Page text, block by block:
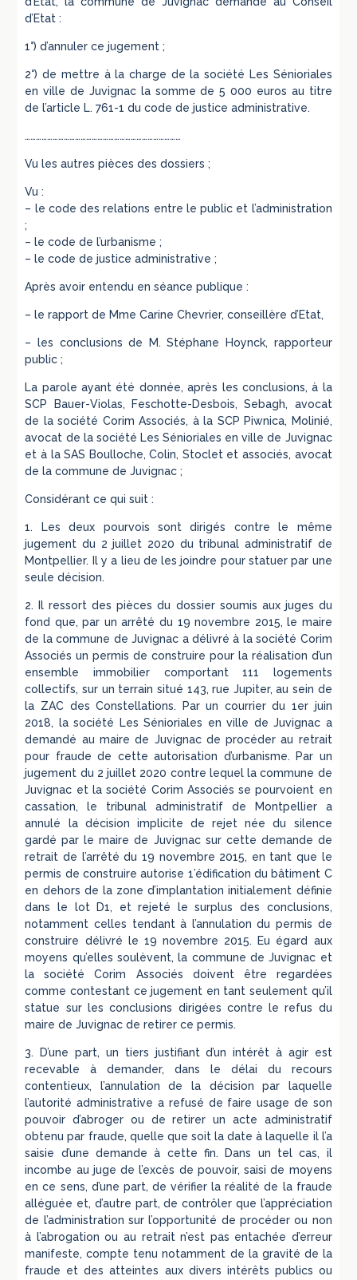
d’Etat :
1°) d’annuler ce jugement ;
2°) de mettre à la charge de la société Les Sénioriales
en ville de Juvignac la somme de 5 000 euros au titre
de l’article L. 761-1 du code de justice administrative.
…………………………………………………………………………
Vu les autres pièces des dossiers ;
Vu :
– le code des relations entre le public et l’administration
;
– le code de l’urbanisme ;
– le code de justice administrative ;
Après avoir entendu en séance publique :
– le rapport de Mme Carine Chevrier, conseillère d’Etat,
– les conclusions de M. Stéphane Hoynck, rapporteur
public ;
La parole ayant été donnée, après les conclusions, à la
SCP Bauer-Violas, Feschotte-Desbois, Sebagh, avocat
de la société Corim Associés, à la SCP Piwnica, Molinié,
avocat de la société Les Sénioriales en ville de Juvignac
et à la SAS Boulloche, Colin, Stoclet et associés, avocat
de la commune de Juvignac ;
Considérant ce qui suit :
1. Les deux pourvois sont dirigés contre le même
jugement du 2 juillet 2020 du tribunal administratif de
Montpellier. Il y a lieu de les joindre pour statuer par une
seule décision.
2. Il ressort des pièces du dossier soumis aux juges du
fond que, par un arrêté du 19 novembre 2015, le maire
de la commune de Juvignac a délivré à la société Corim
Associés un permis de construire pour la réalisation d’un
ensemble immobilier comportant 111 logements
collectifs, sur un terrain situé 143, rue Jupiter, au sein de
la ZAC des Constellations. Par un courrier du 1er juin
2018, la société Les Sénioriales en ville de Juvignac a
demandé au maire de Juvignac de procéder au retrait
pour fraude de cette autorisation d’urbanisme. Par un
jugement du 2 juillet 2020 contre lequel la commune de
Juvignac et la société Corim Associés se pourvoient en
cassation, le tribunal administratif de Montpellier a
annulé la décision implicite de rejet née du silence
gardé par le maire de Juvignac sur cette demande de
retrait de l’arrêté du 19 novembre 2015, en tant que le
permis de construire autorise 1’édification du bâtiment C
en dehors de la zone d’implantation initialement définie
dans le lot D1, et rejeté le surplus des conclusions,
notamment celles tendant à l’annulation du permis de
construire délivré le 19 novembre 2015. Eu égard aux
moyens qu’elles soulèvent, la commune de Juvignac et
la société Corim Associés doivent être regardées
comme contestant ce jugement en tant seulement qu’il
statue sur les conclusions dirigées contre le refus du
maire de Juvignac de retirer ce permis.
3. D’une part, un tiers justifiant d’un intérêt à agir est
recevable à demander, dans le délai du recours
contentieux, l’annulation de la décision par laquelle
l’autorité administrative a refusé de faire usage de son
pouvoir d’abroger ou de retirer un acte administratif
obtenu par fraude, quelle que soit la date à laquelle il l’a
saisie d’une demande à cette fin. Dans un tel cas, il
incombe au juge de l’excès de pouvoir, saisi de moyens
en ce sens, d’une part, de vérifier la réalité de la fraude
alléguée et, d’autre part, de contrôler que l’appréciation
de l’administration sur l’opportunité de procéder ou non
à l’abrogation ou au retrait n’est pas entachée d’erreur
manifeste, compte tenu notamment de la gravité de la
fraude et des atteintes aux divers intérêts publics ou